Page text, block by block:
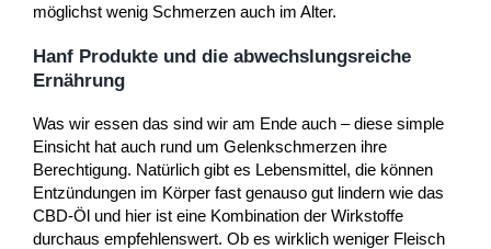
möglichst wenig Schmerzen auch im Alter.
Hanf Produkte und die abwechslungsreiche
Ernährung
Was wir essen das sind wir am Ende auch – diese simple
Einsicht hat auch rund um Gelenkschmerzen ihre
Berechtigung. Natürlich gibt es Lebensmittel, die können
Entzündungen im Körper fast genauso gut lindern wie das
CBD-Öl und hier ist eine Kombination der Wirkstoffe
durchaus empfehlenswert. Ob es wirklich weniger Fleisch